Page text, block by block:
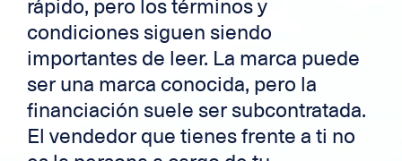
rápido, pero los términos y
condiciones siguen siendo
importantes de leer. La marca puede
ser una marca conocida, pero la
financiación suele ser subcontratada.
El vendedor que tienes frente a ti no